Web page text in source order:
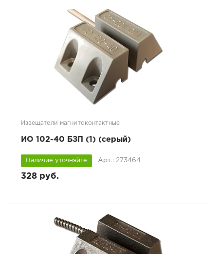
Извещатели магнитоконтактные
ИО 102-40 БЗП (1) (серый)
Наличие уточняйте Арт.: 273464
328 руб.